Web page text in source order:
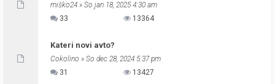
miško24 » So jan 18, 2025 4:30 am
33
13364
Kateri novi avto?
Cokolino » So dec 28, 2024 5:37 pm
31
13427